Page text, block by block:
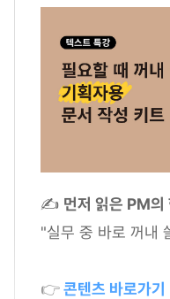
✍ 먼저 읽은 PM의
"실무 중 바로 꺼내
👉콘텐츠 바로가기